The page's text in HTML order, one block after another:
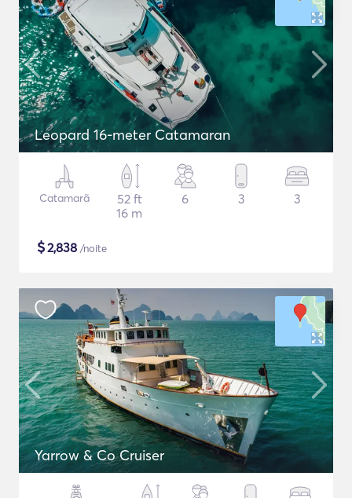
Leopard 16-meter Catamaran
Catamarã
52 ft
16 m
6 3 3
$2,838 /noite
Yarrow & Co Cruiser